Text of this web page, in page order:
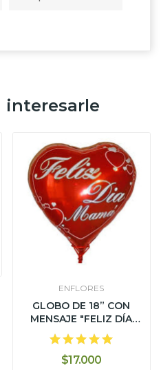
interesarle
ENFLORES
GLOBO DE 18” CON
MENSAJE "FELIZ DÍA
MAMÁ"
$17.000